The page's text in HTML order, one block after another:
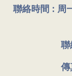
聯絡時間 : 周
聯
傳